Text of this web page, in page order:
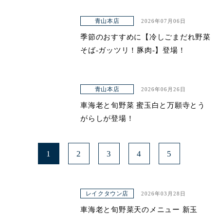
青山本店 2026年07月06日
季節のおすすめに【冷しごまだれ野菜
そば-ガッツリ！豚肉-】登場！
青山本店 2026年06月26日
車海老と旬野菜 蜜玉白と万願寺とう
がらしが登場！
1 2 3 4 5
レイクタウン店 2026年03月28日
車海老と旬野菜天のメニュー 新玉